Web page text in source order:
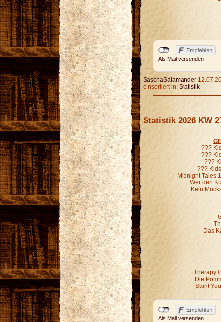
Als Mail versenden
SaschaSalamander
einsortiert in: Statistik
Statistik 2026 KW
???
???
???
???
Midnight Tales
Wer den
Kein
Das
Therapy
Die
Saint
Als Mail versenden